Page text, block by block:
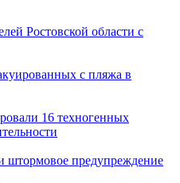
Ростовской области с
с пляжа в
16 техногенных
штормовое предупреждение